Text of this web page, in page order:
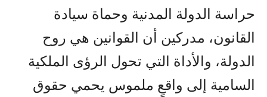
حراسة الدولة المدنية وحماة سيادة
القانون، مدركين أن القوانين هي روح
الدولة، والأداة التي تحول الرؤى الملكية
السامية إلى واقعٍ ملموس يحمي حقوق